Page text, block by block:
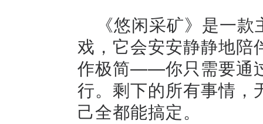
《悠闲采矿》是一
戏，它会安安静静地陪
作极简——你只需要通
行。剩下的所有事情，
己全都能搞定。